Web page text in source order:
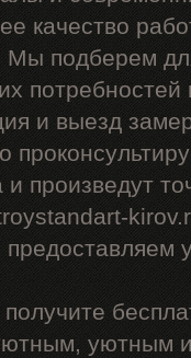
качество
подберем
и выезд
произведут
уютным